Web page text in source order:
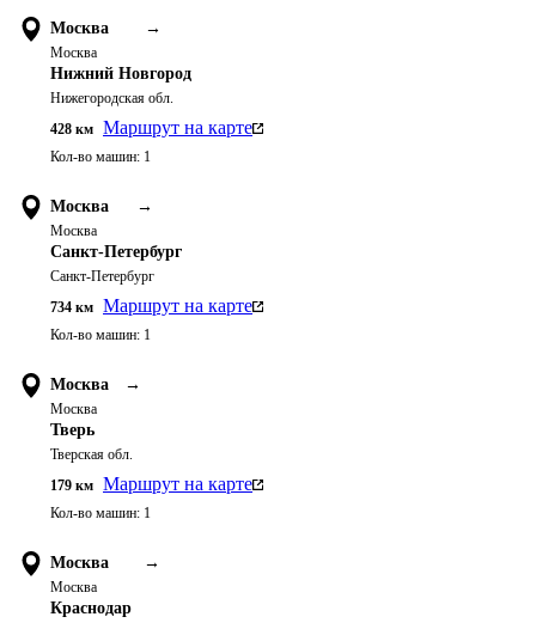
Москва →
Москва
Нижний Новгород
Нижегородская обл.
428 км Маршрут на карте
Кол-во машин: 1
Москва →
Москва
Санкт-Петербург
Санкт-Петербург
734 км Маршрут на карте
Кол-во машин: 1
Москва →
Москва
Тверь
Тверская обл.
179 км Маршрут на карте
Кол-во машин: 1
Москва →
Москва
Краснодар